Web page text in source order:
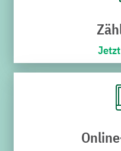
E-
Elektromobilitäts-
Vom Carsharing über
nutzerfreundlichen